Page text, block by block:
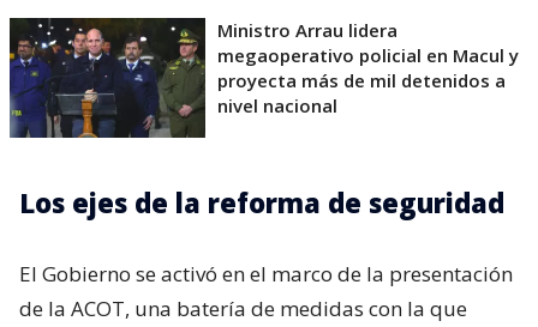
Ministro Arrau lidera
megaoperativo policial en Macul y
proyecta más de mil detenidos a
nivel nacional
Los ejes de la reforma de seguridad
El Gobierno se activó en el marco de la presentación
de la ACOT, una batería de medidas con la que